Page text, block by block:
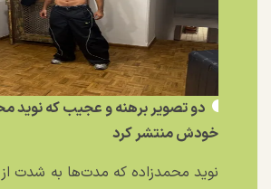
دو تصویر برهنه و عجیب که نوید
خودش منتشر کرد
نوید محمدزاده که مدت‌ها به شدت